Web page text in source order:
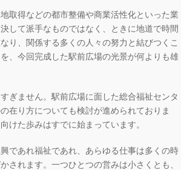
取得などの都市整備や商業活性化といった業
して派手なものではなく、ときに地道で時間
り、関係する多くの人々の努力と結びつくこ
、今回完成した駅前広場の光景が何よりも雄
ぎません。駅前広場に面した総合福祉センタ
在り方についても検討が進められておりま
けた歩みはすでに始まっています。
であれ福祉であれ、あらゆる仕事は多くの時
されます。一つひとつの営みは小さくとも、